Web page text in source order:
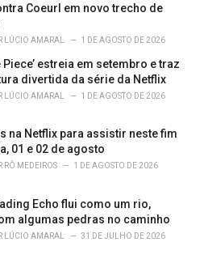
Coeurl em novo trecho de
LÚCIO AMARAL 1 DE AGOSTO DE 2026
Piece’ estreia em setembro e traz
divertida da série da Netflix
LÚCIO AMARAL 1 DE AGOSTO DE 2026
na Netflix para assistir neste fim
01 e 02 de agosto
RÔ MEDEIROS 1 DE AGOSTO DE 2026
Echo flui como um rio,
algumas pedras no caminho
LÚCIO AMARAL 31 DE JULHO DE 2026